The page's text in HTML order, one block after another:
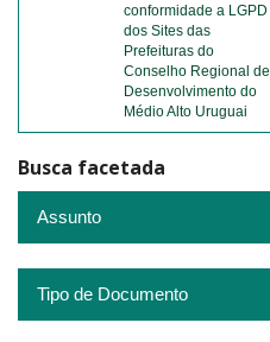
conformidade a LGPD
dos Sites das
Prefeituras do
Conselho Regional de
Desenvolvimento do
Médio Alto Uruguai
Busca facetada
Assunto
Tipo de Documento